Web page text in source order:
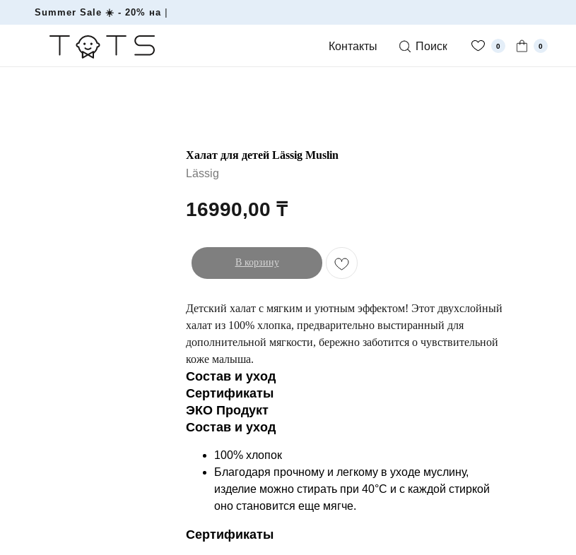
Summer Sale ☀️ -|
Поиск
Контакты 0 0
Халат для детей Lässig Muslin
Lässig
16990,00 ₸
В корзину
Детский халат с мягким и уютным эффектом! Этот двухслойный
халат из 100% хлопка, предварительно выстиранный для
дополнительной мягкости, бережно заботится о чувствительной
коже малыша.
Состав и уход
Сертификаты
ЭКО Продукт
Состав и уход
100% хлопок
Благодаря прочному и легкому в уходе муслину,
изделие можно стирать при 40°C и с каждой стиркой
оно становится еще мягче.
Сертификаты